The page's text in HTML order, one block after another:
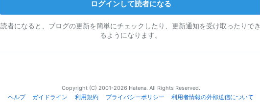
ログインして読者になる
読者になると、ブログの更新を簡単にチェックしたり、更新通知を受け取ったりでき
るようになります。
Copyright (C) 2001-2026 Hatena. All Rights Reserved.
ヘルプ
ガイドライン 利用規約 プライバシーポリシー 利用者情報の外部送信について